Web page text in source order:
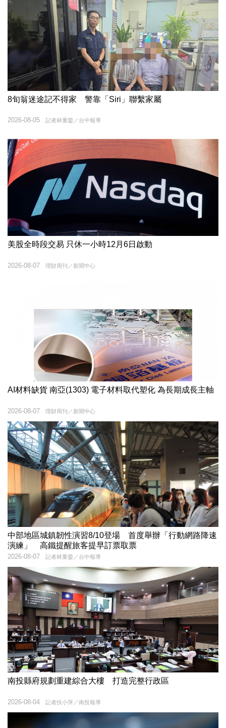
8旬翁迷途記不得家 警靠「Siri」聯繫家屬
記者林重鎣／台中報導
2026-08-05
美股全時段交易 只休一小時12月6日啟動
理財周刊／新聞中心
2026-08-07
AI材料缺貨 南亞(1303) 電子材料取代塑化 為長期成長主軸
理財周刊／新聞中心
2026-08-07
中部地區城鎮韌性演習8/10登場 首度舉辦「行動網路降速
演練」 高鐵提醒旅客提早訂票取票
記者林重鎣／台中報導
2026-08-07
南投縣府規劃重建綜合大樓 打造完整行政區
記者扶小萍／南投報導
2026-08-04